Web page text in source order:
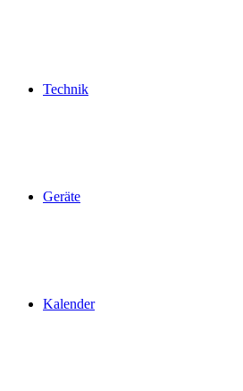
Technik
Geräte
Kalender